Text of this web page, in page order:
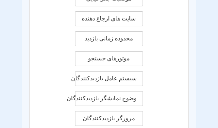
سایت های ارجاع دهنده
محدوده زمانی بازديد
موتورهای جستجو
سیستم عامل بازدیدکنندگان
وضوح نمایشگر بازدیدکنندگان
مرورگر بازدیدکنندگان